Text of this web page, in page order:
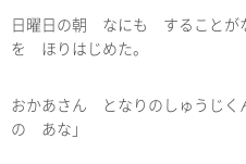
日曜日の朝 なにも することが
を ほりはじめた。
おかあさん となりのしゅうじ
の あな」